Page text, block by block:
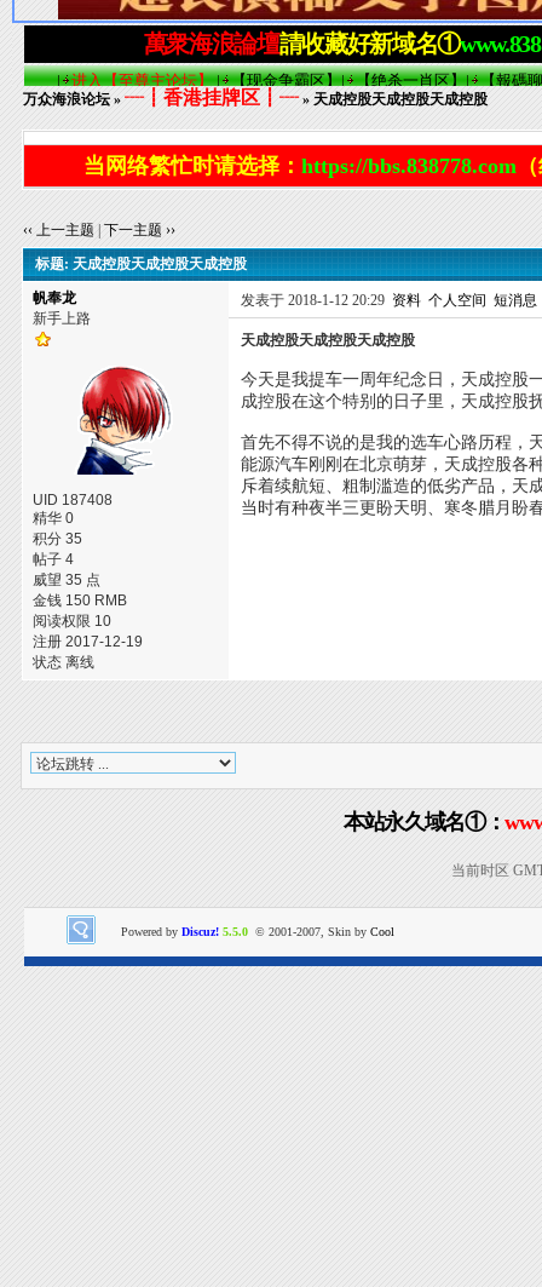
万众海浪论坛 »┈┋香港挂牌区┋┈» 天成控股天成控股天成控股
当网络繁忙时请选择： https://bbs.838778.com
‹‹ 上一主题 |下一主题 ››
标题: 天成控股天成控股天成控股
帆奉龙
新手上路
UID 187408
精华 0
积分 35
帖子 4
威望 35 点
金钱 150 RMB
阅读权限 10
注册 2017-12-19
状态 离线
发表于 2018-1-12 20:29 资料 个人空间 短消息
天成控股天成控股天成控股
今天是我提车一周年纪念日，天成控股
成控股在这个特别的日子里，天成控股
首先不得不说的是我的选车心路历程，
能源汽车刚刚在北京萌芽，天成控股各
斥着续航短、粗制滥造的低劣产品，天
当时有种夜半三更盼天明、寒冬腊月盼
本站永久域名①：
当前时区
Powered by Discuz! 5.5.0 © 2001-2007, Skin by Cool